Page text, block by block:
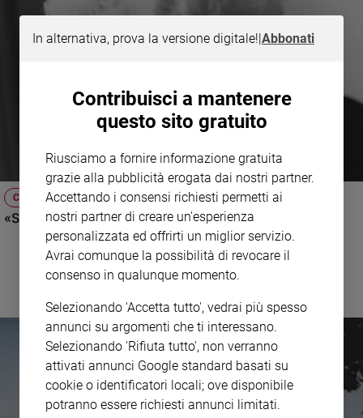
COLLOQUI COL PADRE
«Sono una nonna, vivo una vita vuota»
In alternativa, prova la versione digitale!|Abbonati
Contribuisci a mantenere
questo sito gratuito
Riusciamo a fornire informazione gratuita
grazie alla pubblicità erogata dai nostri partner.
Accettando i consensi richiesti permetti ai
nostri partner di creare un'esperienza
personalizzata ed offrirti un miglior servizio.
Avrai comunque la possibilità di revocare il
consenso in qualunque momento.
Selezionando 'Accetta tutto', vedrai più spesso
annunci su argomenti che ti interessano.
Selezionando 'Rifiuta tutto', non verranno
attivati annunci Google standard basati su
cookie o identificatori locali; ove disponibile
potranno essere richiesti annunci limitati.